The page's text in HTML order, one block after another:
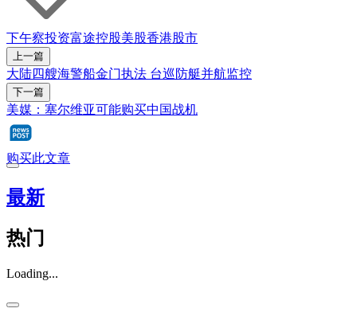
下午察投资富途控股美股香港股市
上一篇
大陆四艘海警船金门执法 台巡防艇并航监控
下一篇
美媒：塞尔维亚可能购买中国战机
购买此文章
最新
热门
Loading...